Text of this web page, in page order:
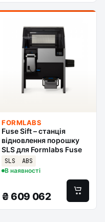
FORMLABS
Fuse Sift – станція
відновлення порошку
SLS для Formlabs Fuse
SLS ABS
В наявності
₴ 609 062